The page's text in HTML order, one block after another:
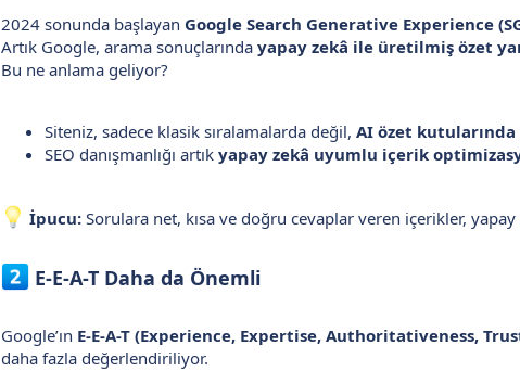
2024 sonunda başlayan Google Search Generative Experience
Artık Google, arama sonuçlarında yapay zekâ ile üretilmiş özet
Bu ne anlama geliyor?
Siteniz, sadece klasik sıralamalarda değil, AI özet kutularında
SEO danışmanlığı artık yapay zekâ uyumlu içerik
İpucu: Sorulara net, kısa ve doğru cevaplar veren içerikler, yapay
E-E-A-T Daha da Önemli
Google’ın E-E-A-T (Experience, Expertise, Authoritativeness,
daha fazla değerlendiriliyor.